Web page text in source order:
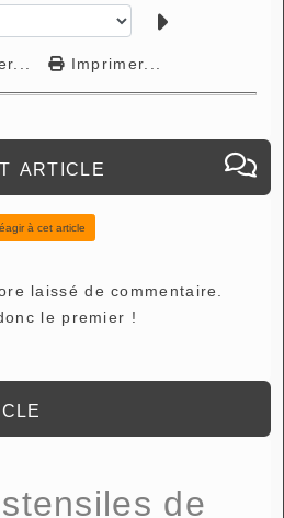
Imprimer...
article
à cet article
laissé de commentaire.
le premier !
de